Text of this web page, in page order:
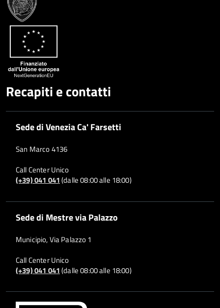
Recapiti e contatti
Sede di Venezia Ca' Farsetti
San Marco 4136
Call Center Unico
(+39) 041 041(dalle 08:00 alle 18:00)
Sede di Mestre via Palazzo
Municipio, Via Palazzo 1
Call Center Unico
(+39) 041 041(dalle 08:00 alle 18:00)